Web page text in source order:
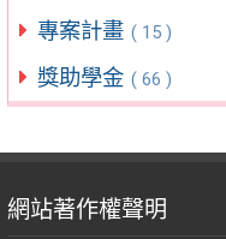
專案計畫 ( 15 )
獎助學金 ( 66 )
網站著作權聲明